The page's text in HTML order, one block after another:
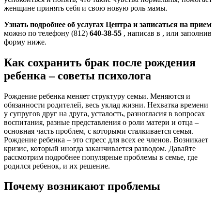
женщине принять себя и свою новую роль мамы.
Узнать подробнее об услугах Центра и записаться на прием
можно по телефону (812) 640-38-55 , написав в , или заполнив
форму ниже.
Как сохранить брак после рождения
ребенка – советы психолога
Рождение ребенка меняет структуру семьи. Меняются и
обязанности родителей, весь уклад жизни. Нехватка времени
у супругов друг на друга, усталость, разногласия в вопросах
воспитания, разные представления о роли матери и отца –
основная часть проблем, с которыми сталкивается семья.
Рождение ребенка – это стресс для всех ее членов. Возникает
кризис, который иногда заканчивается разводом. Давайте
рассмотрим подробнее популярные проблемы в семье, где
родился ребенок, и их решение.
Почему возникают проблемы